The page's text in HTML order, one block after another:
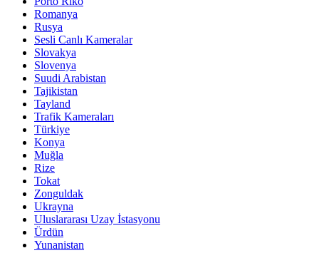
Romanya
Rusya
Sesli Canlı Kameralar
Slovakya
Slovenya
Suudi Arabistan
Tajikistan
Tayland
Trafik Kameraları
Türkiye
Konya
Muğla
Rize
Tokat
Zonguldak
Ukrayna
Uluslararası Uzay İstasyonu
Ürdün
Yunanistan